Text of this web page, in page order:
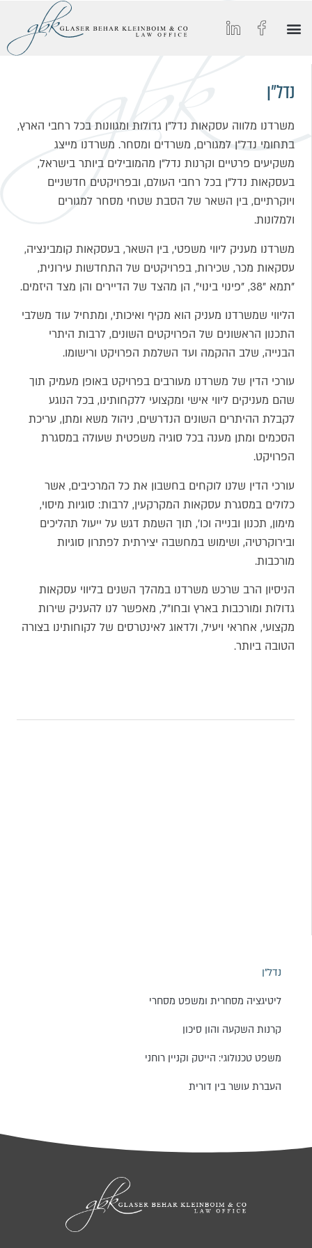
נדל״ן
ליטיגציה מסחרית ומשפט מסחרי
קרנות השקעה והון סיכון
משפט טכנולוגי: הייטק וקניין רוחני
העברת עושר בין דורית
נדל״ן
משרדנו מלווה עסקאות נדל"ן גדולות ומגוונות בכל רחבי הארץ,
בתחומי נדל"ן למגורים, משרדים ומסחר. משרדנו מייצג
משקיעים פרטיים וקרנות נדל"ן מהמובילים ביותר בישראל,
בעסקאות נדל"ן בכל רחבי העולם, ובפרויקטים חדשניים
ויוקרתיים, בין השאר של הסבת שטחי מסחר למגורים
ולמלונות.
משרדנו מעניק ליווי משפטי, בין השאר, בעסקאות קומבינציה,
עסקאות מכר, שכירות, בפרויקטים של התחדשות עירונית,
"תמא "38, "פינוי בינוי", הן מהצד של הדיירים והן מצד היזמים.
הליווי שמשרדנו מעניק הוא מקיף ואיכותי, ומתחיל עוד משלבי
התכנון הראשונים של הפרויקטים השונים, לרבות היתרי
הבנייה, שלב ההקמה ועד השלמת הפרויקט ורישומו.
עורכי הדין של משרדנו מעורבים בפרויקט באופן מעמיק תוך
שהם מעניקים ליווי אישי ומקצועי ללקחותינו, בכל הנוגע
לקבלת ההיתרים השונים הנדרשים, ניהול משא ומתן, עריכת
הסכמים ומתן מענה בכל סוגיה משפטית שעולה במסגרת
הפרויקט.
עורכי הדין שלנו לוקחים בחשבון את כל המרכיבים, אשר
כלולים במסגרת עסקאות המקרקעין, לרבות: סוגיות מיסוי,
מימון, תכנון ובנייה וכו', תוך השמת דגש על ייעול תהליכים
ובירוקרטיה, ושימוש במחשבה יצירתית לפתרון סוגיות
מורכבות.
הניסיון הרב שרכש משרדנו במהלך השנים בליווי עסקאות
גדולות ומורכבות בארץ ובחו"ל, מאפשר לנו להעניק שירות
מקצועי, אחראי ויעיל, ולדאוג לאינטרסים של לקוחותינו בצורה
הטובה ביותר.